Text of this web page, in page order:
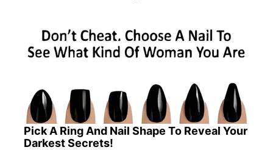
Pick A Ring And Nail Shape To Reveal Your
Darkest Secrets!